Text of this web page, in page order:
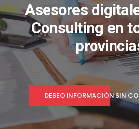
Asesores
Consulting en
DESEO INFORMACIÓN SIN